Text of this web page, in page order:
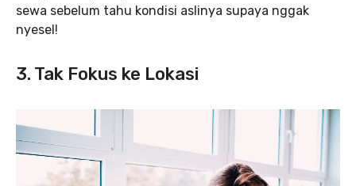
sewa sebelum tahu kondisi aslinya supaya nggak
nyesel!
3. Tak Fokus ke Lokasi